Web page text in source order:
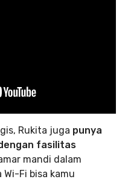
Rukita juga punya
fasilitas
mandi dalam
Wi-Fi bisa kamu